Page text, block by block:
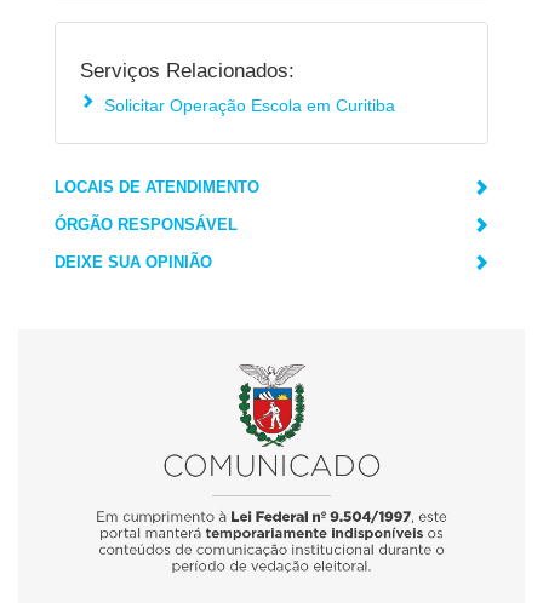
Serviços Relacionados:
Solicitar Operação Escola em Curitiba
LOCAIS DE ATENDIMENTO
ÓRGÃO RESPONSÁVEL
DEIXE SUA OPINIÃO